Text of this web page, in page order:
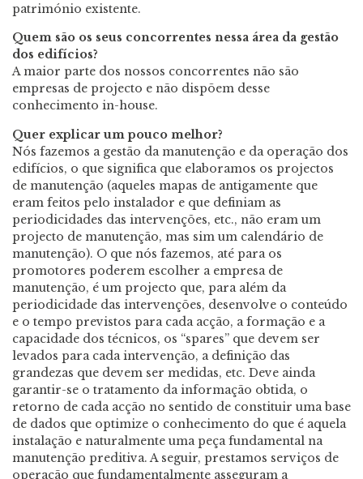
património existente.
Quem são os seus concorrentes nessa área da gestão
dos edifícios?
A maior parte dos nossos concorrentes não são
empresas de projecto e não dispõem desse
conhecimento in-house.
Quer explicar um pouco melhor?
Nós fazemos a gestão da manutenção e da operação dos
edifícios, o que significa que elaboramos os projectos
de manutenção (aqueles mapas de antigamente que
eram feitos pelo instalador e que definiam as
periodicidades das intervenções, etc., não eram um
projecto de manutenção, mas sim um calendário de
manutenção). O que nós fazemos, até para os
promotores poderem escolher a empresa de
manutenção, é um projecto que, para além da
periodicidade das intervenções, desenvolve o conteúdo
e o tempo previstos para cada acção, a formação e a
capacidade dos técnicos, os “spares” que devem ser
levados para cada intervenção, a definição das
grandezas que devem ser medidas, etc. Deve ainda
garantir-se o tratamento da informação obtida, o
retorno de cada acção no sentido de constituir uma base
de dados que optimize o conhecimento do que é aquela
instalação e naturalmente uma peça fundamental na
manutenção preditiva. A seguir, prestamos serviços de
operação que fundamentalmente asseguram a